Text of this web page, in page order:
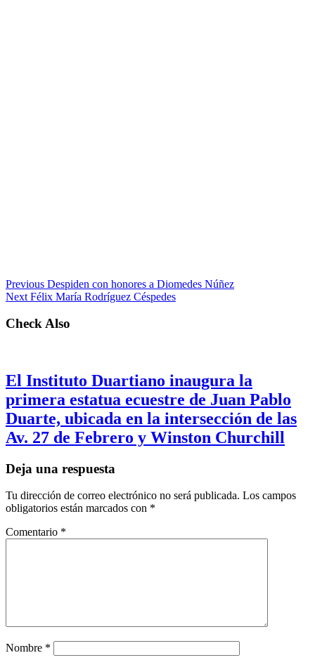
Previous Despiden con honores a Diomedes Núñez
Next Félix María Rodríguez Céspedes
Check Also
El Instituto Duartiano inaugura la
primera estatua ecuestre de Juan Pablo
Duarte, ubicada en la intersección de las
Av. 27 de Febrero y Winston Churchill
Deja una respuesta
Tu dirección de correo electrónico no será publicada. Los campos
obligatorios están marcados con *
Comentario *
Nombre *